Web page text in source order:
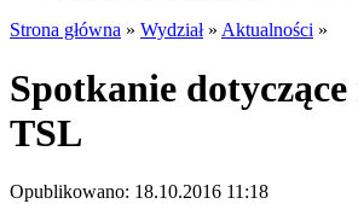
Strona główna » Wydział » Aktualności »
Spotkanie
TSL
Opublikowano: 18.10.2016 11:18